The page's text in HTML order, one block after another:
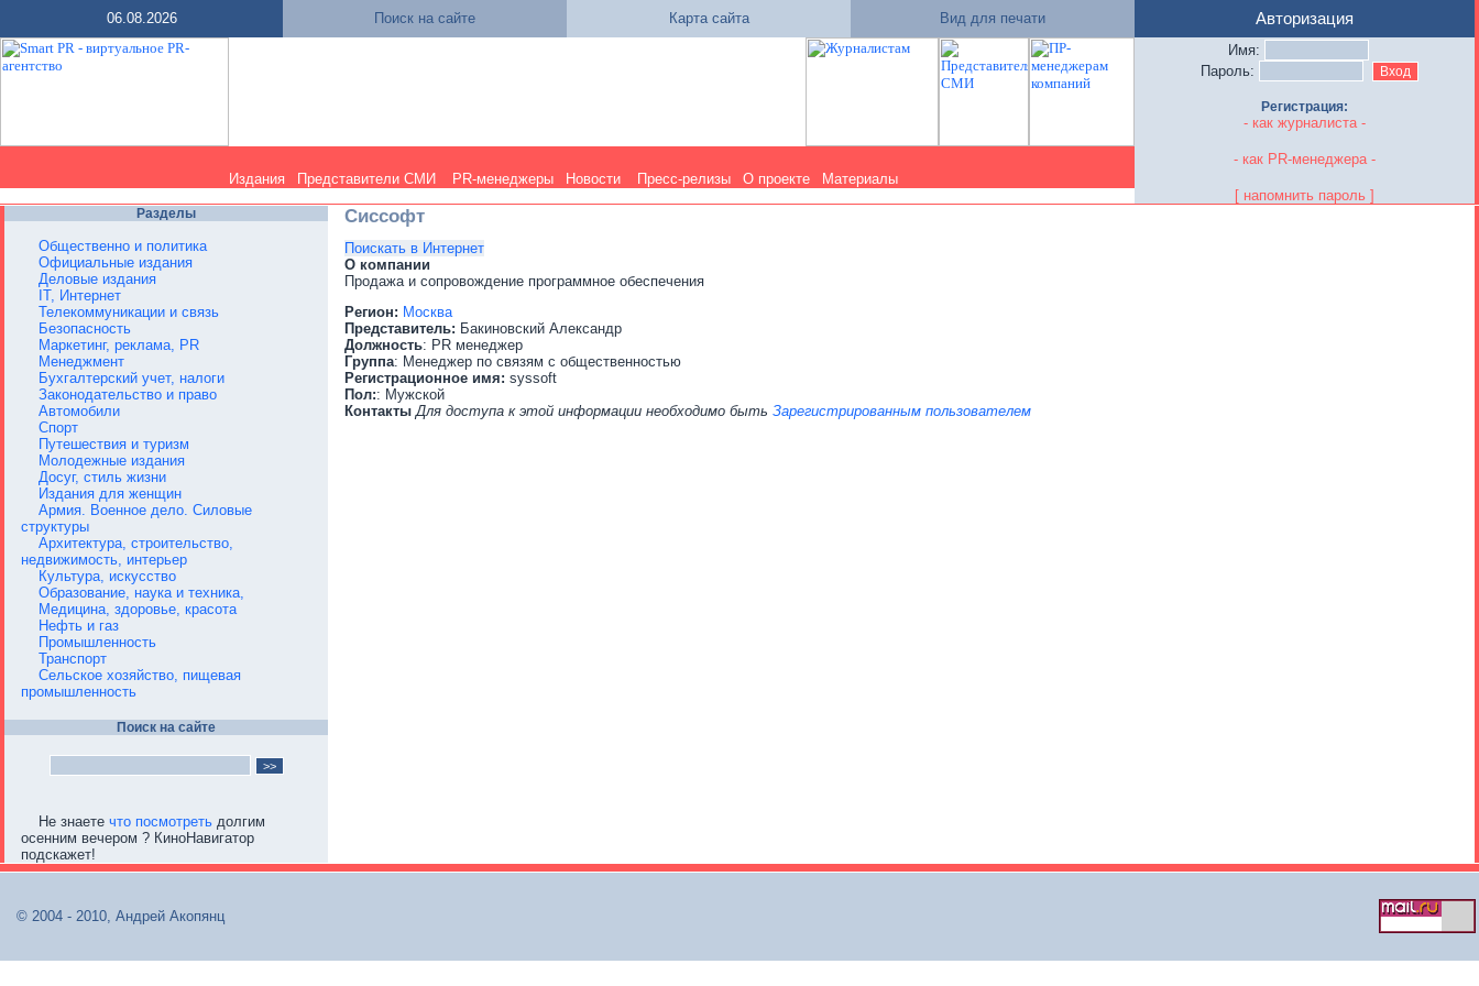
06.08.2026 Поиск на сайте Карта сайта Вид для печати
Издания Представители СМИ PR-менеджеры Новости Пресс-релизы О проекте Материалы
Авторизация
Имя:
Пароль:
Регистрация:
- как журналиста -
- как PR-менеджера -
[ напомнить пароль ]
Разделы
Общественно и политика
Официальные издания
Деловые издания
IT, Интернет
Телекоммуникации и связь
Безопасность
Маркетинг, реклама, PR
Менеджмент
Бухгалтерский учет, налоги
Законодательство и право
Автомобили
Спорт
Путешествия и туризм
Молодежные издания
Досуг, стиль жизни
Издания для женщин
Армия. Военное дело. Силовые
структуры
Архитектура, строительство,
недвижимость, интерьер
Культура, искусство
Образование, наука и техника,
Медицина, здоровье, красота
Нефть и газ
Промышленность
Транспорт
Сельское хозяйство, пищевая
промышленность
Поиск на сайте
Не знаете что посмотреть долгим
осенним вечером ? КиноНавигатор
подскажет!
Сиссофт
Поискать в Интернет
О компании
Продажа и сопровождение программное обеспечения
Регион: Москва
Представитель: Бакиновский Александр
Должность: PR менеджер
Группа: Менеджер по связям с общественностью
Регистрационное имя: syssoft
Пол:: Мужской
Контакты Для доступа к этой информации необходимо быть Зарегистрированным пользователем
© 2004 - 2010, Андрей Акопянц